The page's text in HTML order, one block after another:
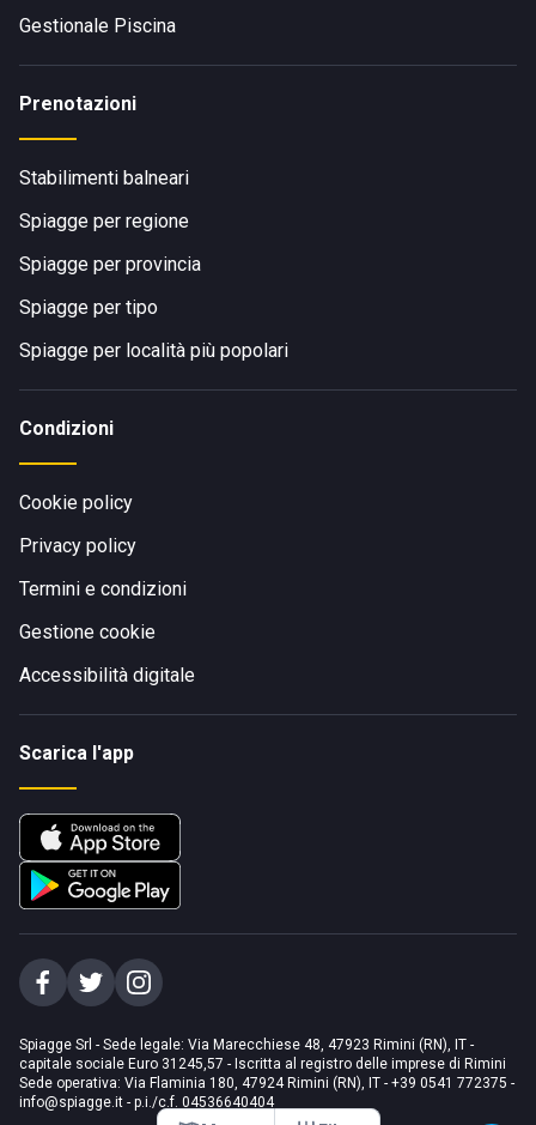
Gestionale Piscina
Prenotazioni
Stabilimenti balneari
Spiagge per regione
Spiagge per provincia
Spiagge per tipo
Spiagge per località più popolari
Condizioni
Cookie policy
Privacy policy
Termini e condizioni
Gestione cookie
Accessibilità digitale
Scarica l'app
Spiagge Srl - Sede legale: Via Marecchiese 48, 47923 Rimini (RN), IT -
capitale sociale Euro 31245,57 - Iscritta al registro delle imprese di Rimini
Sede operativa: Via Flaminia 180, 47924 Rimini (RN), IT - +39 0541 772375 -
info@spiagge.it - p.i./c.f. 04536640404